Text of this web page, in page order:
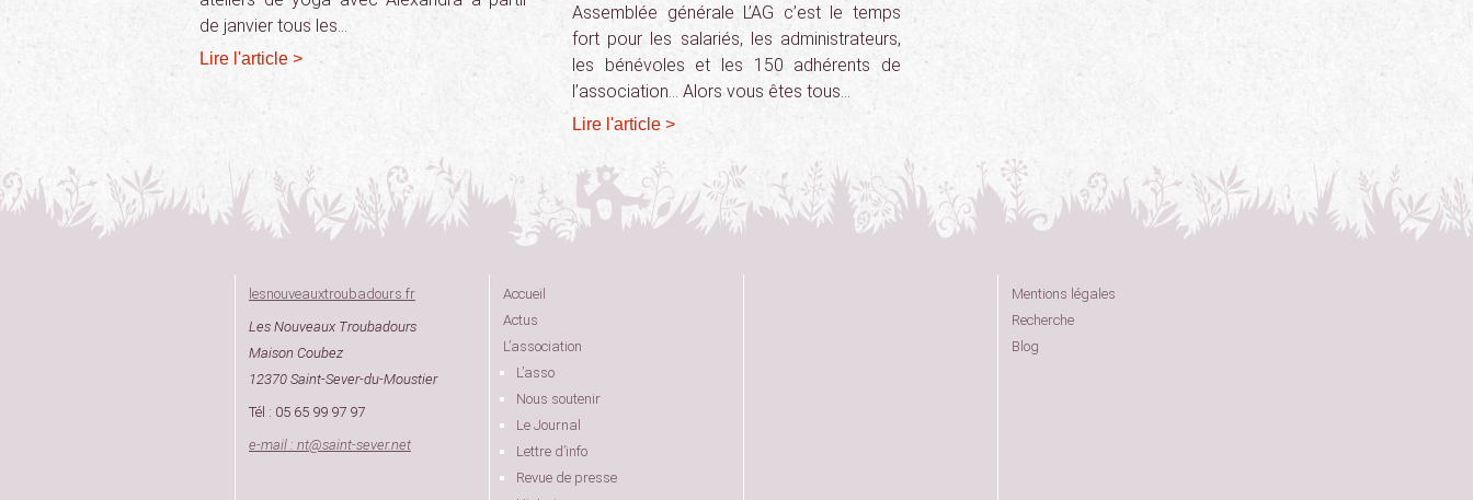
de janvier tous les…
Lire l'article >
Assemblée générale L’AG c’est le temps
fort pour les salariés, les administrateurs,
les bénévoles et les 150 adhérents de
l’association… Alors vous êtes tous…
Lire l'article >
lesnouveauxtroubadours.fr
Les Nouveaux Troubadours
Maison Coubez
12370 Saint-Sever-du-Moustier
Tél : 05 65 99 97 97
e-mail : nt@saint-sever.net
Accueil
Actus
L’association
L’asso
Nous soutenir
Le Journal
Lettre d’info
Revue de presse
Mentions légales
Recherche
Blog